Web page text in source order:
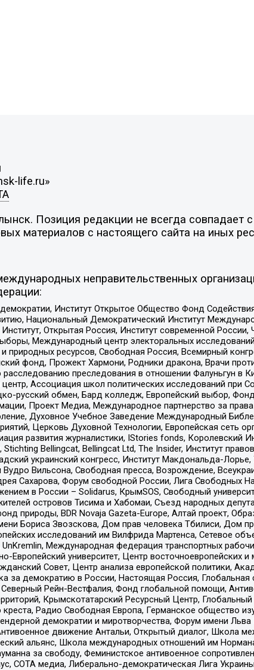
life.ru»
Позиция редакции не всегда совпадает
материалов с настоящего сайта на иных
неправительственных
Институт Открытое Общество Фонд
Национальный Демократический Институт
Открытая Россия, Институт современной
Международный центр электоральных
ресурсов, Свободная Россия, Всемирный
фонд, Прожект Хармони, Родники дракона, Врачи
расследованию преследования в отношении Фалуньгун в
Ассоциация школ политических исследований при
русский обмен, Бард колледж, Европейский выбор,
Проект Медиа, Международное партнерство за права
Духовное Учебное Заведение Международный
Церковь Духовной Технологии, Европейская
развития журналистики, IStories fonds,
Bellingcat, Bellingcat Ltd, The Insider, Институт
украинский конгресс, Институт Макдональда-
Вильсона, Свободная пресса, Возрождение,
Сахарова, Форум свободной России, Лига Свободных
в России – Solidarus, КрымSOS, Свободный
островов Тисима и Хабомаи, Съезд народных
природы, BDR Novaja Gazeta-Europe, Алтай проект,
Бориса Звозскова, Дом прав человека Тбилиси, Дом
исследований им Вилфрида Мартенса, Сетевое
Международная федерация транспортных
Европейский университет, Центр
Совет, Центр анализа европейской политики,
за демократию в России, Настоящая Россия,
Рейн-Вестфалия, Фонд глобальной помощи,
Крымскотатарский Ресурсный Центр,
креста, Радио Свободная Европа, Германское общество
демократии и миротворчества, Форум имени
движение Антальи, Открытый диалог, Школа
альянс, Школа международных отношений им
за свободу, Феминистское антивоенное
СОТА медиа, Либерально-демократическая Лига Украины